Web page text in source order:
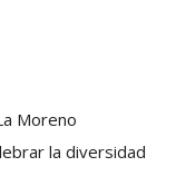
Moreno
la diversidad